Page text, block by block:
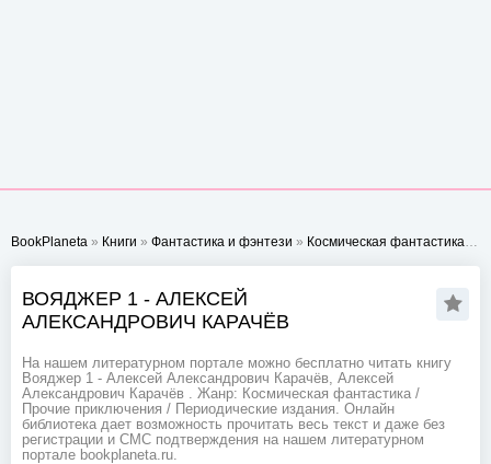
BookPlaneta » Книги » Фантастика и фэнтези » Космическая фантастика»
ВОЯДЖЕР 1 - АЛЕКСЕЙ
АЛЕКСАНДРОВИЧ КАРАЧЁВ
На нашем литературном портале можно бесплатно читать книгу
Вояджер 1 - Алексей Александрович Карачёв, Алексей
Александрович Карачёв . Жанр: Космическая фантастика /
Прочие приключения / Периодические издания. Онлайн
библиотека дает возможность прочитать весь текст и даже без
регистрации и СМС подтверждения на нашем литературном
портале bookplaneta.ru.